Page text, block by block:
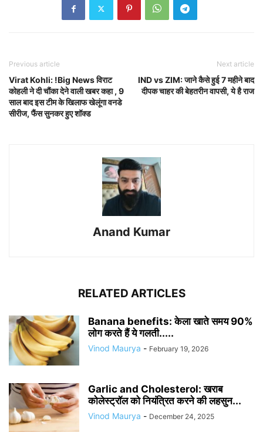
Previous article
Virat Kohli: !Big News विराट
कोहली ने दी चौंका देने वाली खबर कहा , 9
साल बाद इस टीम के खिलाफ खेलूंगा वनडे
सीरीज, फैंस सुनकर हुए शॉक्ड
Next article
IND vs ZIM: जाने कैसे हुई 7 महीने बाद
दीपक चाहर की बेहतरीन वापसी, ये है राज
Anand Kumar
RELATED ARTICLES
Banana benefits: केला खाते समय 90%
लोग करते हैं ये गलती.....
Vinod Maurya - February 19, 2026
Garlic and Cholesterol: खराब
कोलेस्ट्रॉल को नियंत्रित करने की लहसुन...
Vinod Maurya - December 24, 2025